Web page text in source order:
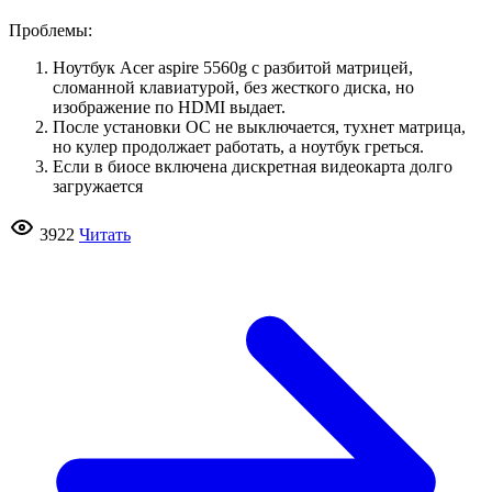
Проблемы:
Ноутбук Acer aspire 5560g с разбитой матрицей,
сломанной клавиатурой, без жесткого диска, но
изображение по HDMI выдает.
После установки ОС не выключается, тухнет матрица,
но кулер продолжает работать, а ноутбук греться.
Если в биосе включена дискретная видеокарта долго
загружается
3922 Читать